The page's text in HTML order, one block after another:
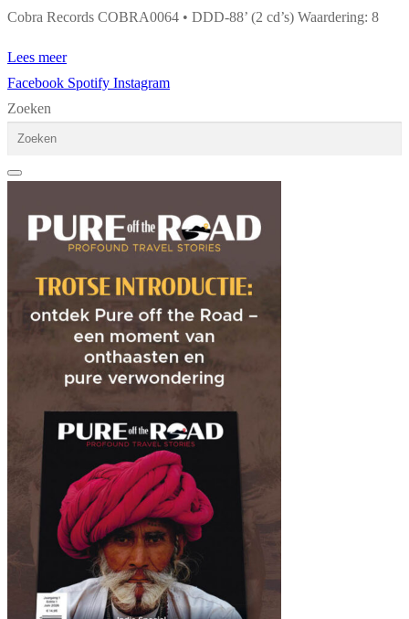
Cobra Records COBRA0064 • DDD-88’ (2 cd’s) Waardering: 8
Lees meer
Facebook Spotify Instagram
Zoeken